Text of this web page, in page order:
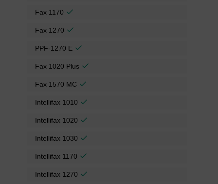
Fax 1170
Fax 1270
PPF-1270 E
Fax 1020 Plus
Fax 1570 MC
Intellifax 1010
Intellifax 1020
Intellifax 1030
Intellifax 1170
Intellifax 1270